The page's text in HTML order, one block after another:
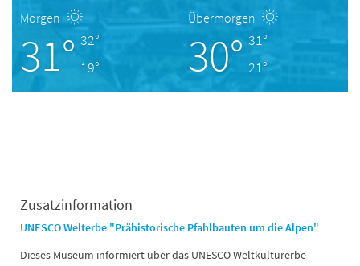
Morgen
31° 32°
19°
Übermorgen
30° 31°
21°
Zusatzinformation
UNESCO Welterbe "Prähistorische Pfahlbauten um die Alpen"
Dieses Museum informiert über das UNESCO Weltkulturerbe